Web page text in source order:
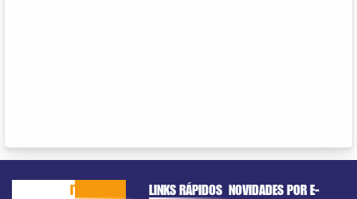
ITAPEMIRIM LINKS RÁPIDOS NOVIDADES POR E-